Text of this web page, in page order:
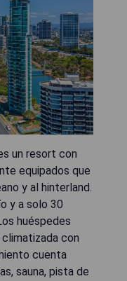
un resort con
equipados que
y al hinterland.
y a solo 30
huéspedes
con
cuenta
sauna, pista de